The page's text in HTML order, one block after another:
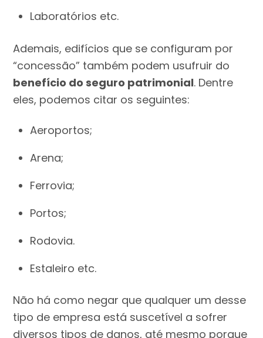
Laboratórios etc.
Ademais, edifícios que se configuram por
“concessão” também podem usufruir do
benefício do seguro patrimonial. Dentre
eles, podemos citar os seguintes:
Aeroportos;
Arena;
Ferrovia;
Portos;
Rodovia.
Estaleiro etc.
Não há como negar que qualquer um desse
tipo de empresa está suscetível a sofrer
diversos tipos de danos, até mesmo porque